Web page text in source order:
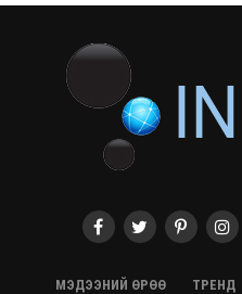
28/07/2026, 12:04
ХӨВСГӨЛ Нутгийн
2 өрөө байр олгоно
20/07/2026, 19:22
20/07/2026, 19:21
хийхээр хүрэлцэн
МЭДЭЭНИЙ ӨРӨӨ ТРЕНД